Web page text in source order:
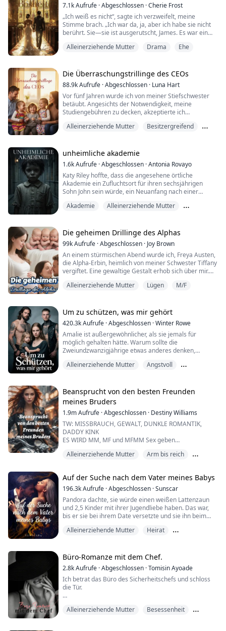
Sie war eine Mentorin für ihre Untergebenen und ein
Vorbi...
7.1kAufrufe ·Abgeschlossen ·Cherie Frost
„Ich weiß es nicht“, sagte ich verzweifelt, meine
Stimme brach. „Ich war da, ja, aber ich habe sie nicht
berührt. Sie—sie ist ausgerutscht, James. Es war ein
Genau wie unser Baby—“ Er schrie, fuhr sich mit der
Hand durch sein zerzaustes Haar.
„Nicht,“ flüsterte ich, Tränen strömten ...
Alleinerziehende Mutter Drama Ehe
Die Überraschungstrillinge des CEOs
88.9kAufrufe ·Abgeschlossen · Luna Hart
Vor fünf Jahren wurde ich von meiner Stiefschwester
betäubt. Angesichts der Notwendigkeit, meine
Studiengebühren zu decken, akzeptierte ich
Atem gegen mein Ohr, seine rauen Finger, die meine
drückte gegen meine nasse Muschi, trieb meinen
Herzschl...
Alleinerziehende Mutter
Besitzergreifend
unheimliche akademie
1.6kAufrufe ·Abgeschlossen ·Antonia Rovayo
Katy Riley hoffte, dass die angesehene örtliche
Akademie ein Zufluchtsort für ihren sechsjährigen
Sohn John sein würde, ein Neuanfang nach einer
Exzellenz, versprach Sicherheit und Stabilität. Doch
Der Zutritt zum Schulgelände ist ihr verwehrt und die
eisernen Gitter an den Klassenzimme...
Akademie
Alleinerziehende Mutter
Die geheimen Drillinge des Alphas
99kAufrufe ·Abgeschlossen · Joy Brown
An einem stürmischen Abend wurde ich, Freya Austen,
die Alpha-Erbin, heimlich von meiner Schwester Tiffany
vergiftet. Eine gewaltige Gestalt erhob sich über mir.
Sein hartes, stählernes Glied drang in meine nasse,
endlosen Wellen der Lust zusammenb...
Alleinerziehende Mutter Lügen M/F
Um zu schützen, was mir gehört
420.3kAufrufe ·Abgeschlossen ·Winter Rowe
Amalie ist außergewöhnlicher, als sie jemals für
möglich gehalten hätte. Warum sollte die
Zweiundzwanzigjährige etwas anderes denken,
hat, dass sie nichts wert sei? Als Adoptivmutter eines
sich, als ihre alten Freunde, die Alpha-Zwillinge Mar...
Alleinerziehende Mutter
Angstvoll
Beansprucht von den besten Freunden
meines Bruders
1.9mAufrufe ·Abgeschlossen · Destiny Williams
TW: MISSBRAUCH, GEWALT, DUNKLE ROMANTIK,
DADDY KINK
ES WIRD MM, MF und MFMM Sex geben
Heimatstadt zurück, um vor ihrem missbräuchlichen
wendet sie sich widerwillig an seine besten Freunde,
trotz ihrer gemeinsamen Vergangenheit voller
Schikanen. ...
Alleinerziehende Mutter
Arm bis reich
Auf der Suche nach dem Vater meines Babys
196.3kAufrufe ·Abgeschlossen ·Sunscar
Pandora dachte, sie würde einen weißen Lattenzaun
und 2,5 Kinder mit ihrer Jugendliebe haben. Das war,
bis er sie bei ihrem Date versetzte und sie ihn beim
endet damit, dass sie mit einem schrecklichen Kater
aufwacht. Außerdem konnte sie sich weder an seinen
Namen noch a...
Alleinerziehende Mutter
Heirat
Büro-Romanze mit dem Chef.
2.8kAufrufe ·Abgeschlossen ·Tomisin Ayoade
Ich betrat das Büro des Sicherheitschefs und schloss
die Tür.
den Augen. "Was soll ich nochmal für dich tun?
Alleinerziehende Mutter
Besessenheit